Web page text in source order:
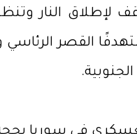
النار
القصر الرئاسي